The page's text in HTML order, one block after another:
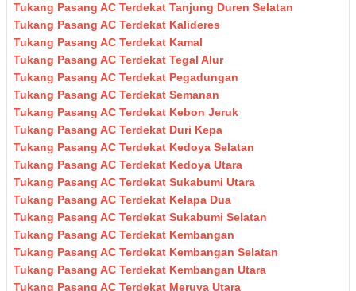
Tukang Pasang AC Terdekat Tanjung Duren Selatan
Tukang Pasang AC Terdekat Kalideres
Tukang Pasang AC Terdekat Kamal
Tukang Pasang AC Terdekat Tegal Alur
Tukang Pasang AC Terdekat Pegadungan
Tukang Pasang AC Terdekat Semanan
Tukang Pasang AC Terdekat Kebon Jeruk
Tukang Pasang AC Terdekat Duri Kepa
Tukang Pasang AC Terdekat Kedoya Selatan
Tukang Pasang AC Terdekat Kedoya Utara
Tukang Pasang AC Terdekat Sukabumi Utara
Tukang Pasang AC Terdekat Kelapa Dua
Tukang Pasang AC Terdekat Sukabumi Selatan
Tukang Pasang AC Terdekat Kembangan
Tukang Pasang AC Terdekat Kembangan Selatan
Tukang Pasang AC Terdekat Kembangan Utara
Tukang Pasang AC Terdekat Meruya Utara